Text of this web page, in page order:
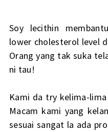
Soy lecithin
lower cholesterol level
Orang yang tak suka
ni tau!
Kami da try kelima-
Macam kami yang
sesuai sangat la ada